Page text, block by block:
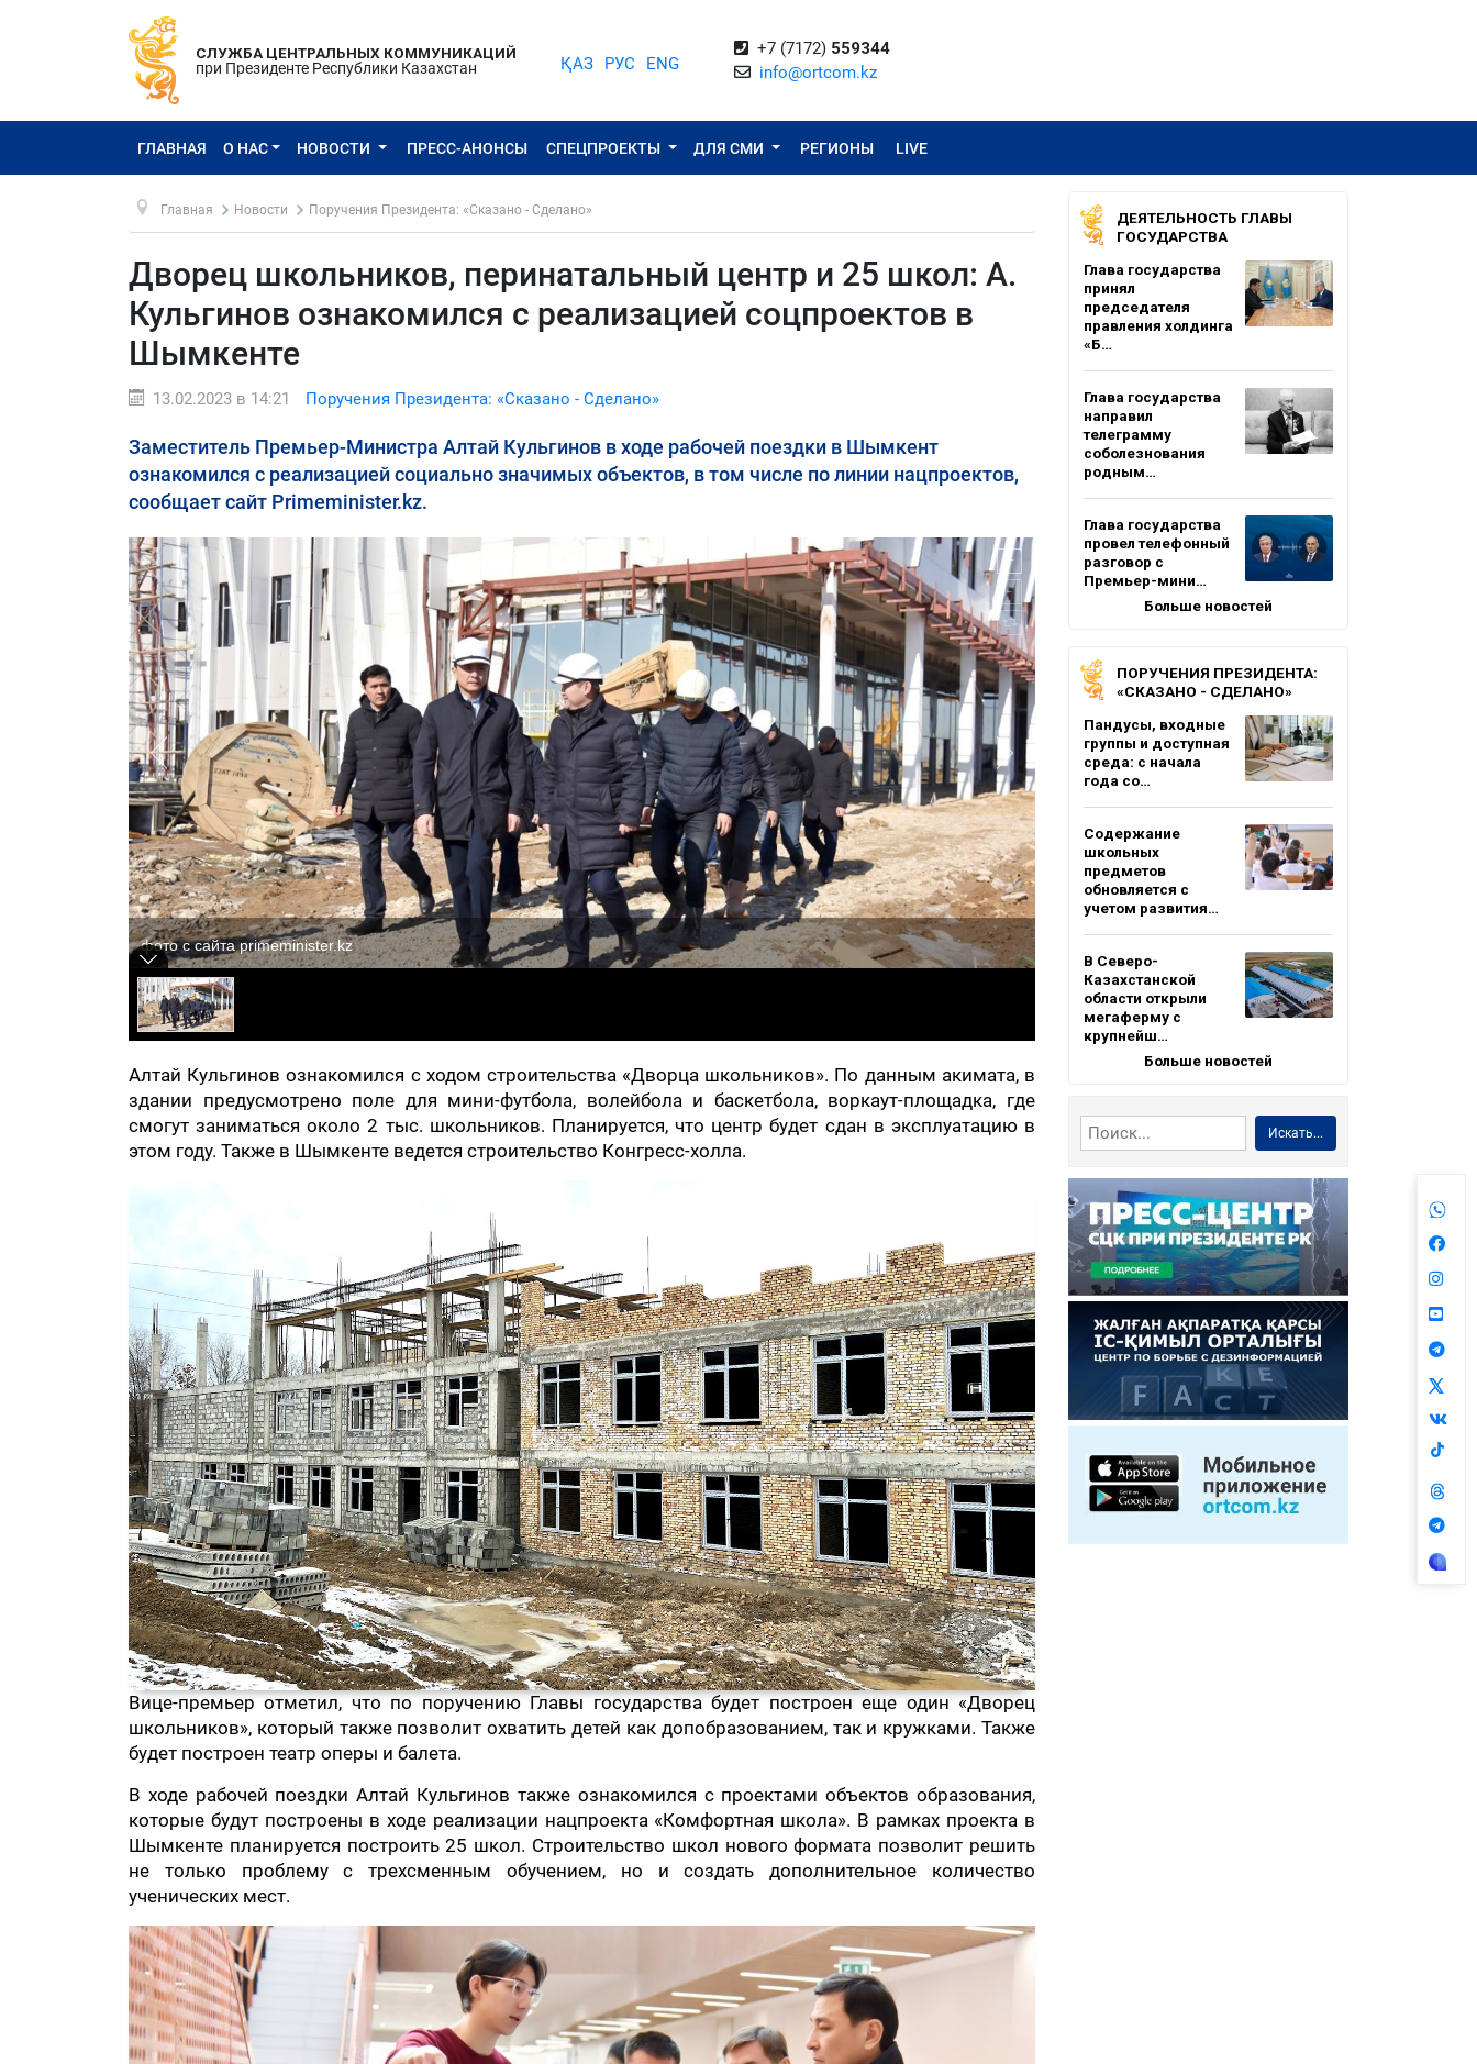
СЛУЖБА ЦЕНТРАЛЬНЫХ КОММУНИКАЦИЙ
при Президенте Республики Казахстан
ҚАЗ РУС ENG
+7 (7172) 559344
info@ortcom.kz
ГЛАВНАЯ О НАС НОВОСТИ ПРЕСС-АНОНСЫ СПЕЦПРОЕКТЫ ДЛЯ СМИ РЕГИОНЫ LIVE
Главная Новости Поручения Президента: «Сказано - Сделано»
Дворец школьников, перинатальный центр и 25 школ: А.
Кульгинов ознакомился с реализацией соцпроектов в
Шымкенте
13.02.2023 в 14:21 Поручения Президента: «Сказано - Сделано»
Заместитель Премьер-Министра Алтай Кульгинов в ходе рабочей поездки в Шымкент
ознакомился с реализацией социально значимых объектов, в том числе по линии нацпроектов,
сообщает сайт Primeminister.kz.
фото с сайта primeminister.kz
Алтай Кульгинов ознакомился с ходом строительства «Дворца школьников». По данным акимата, в
здании предусмотрено поле для мини-футбола, волейбола и баскетбола, воркаут-площадка, где
смогут заниматься около 2 тыс. школьников. Планируется, что центр будет сдан в эксплуатацию в
этом году. Также в Шымкенте ведется строительство Конгресс-холла.
Вице-премьер отметил, что по поручению Главы государства будет построен еще один «Дворец
школьников», который также позволит охватить детей как допобразованием, так и кружками. Также
будет построен театр оперы и балета.
В ходе рабочей поездки Алтай Кульгинов также ознакомился с проектами объектов образования,
которые будут построены в ходе реализации нацпроекта «Комфортная школа». В рамках проекта в
Шымкенте планируется построить 25 школ. Строительство школ нового формата позволит решить
не только проблему с трехсменным обучением, но и создать дополнительное количество
ученических мест.
ДЕЯТЕЛЬНОСТЬ ГЛАВЫ
ГОСУДАРСТВА
Глава государства
принял
председателя
правления холдинга
«Б…
Глава государства
направил
телеграмму
соболезнования
родным…
Глава государства
провел телефонный
разговор с
Премьер-мини…
Больше новостей
ПОРУЧЕНИЯ ПРЕЗИДЕНТА:
«СКАЗАНО - СДЕЛАНО»
Пандусы, входные
группы и доступная
среда: с начала
года со…
Содержание
школьных
предметов
обновляется с
учетом развития…
В Северо-
Казахстанской
области открыли
мегаферму с
крупнейш…
Больше новостей
Искать...